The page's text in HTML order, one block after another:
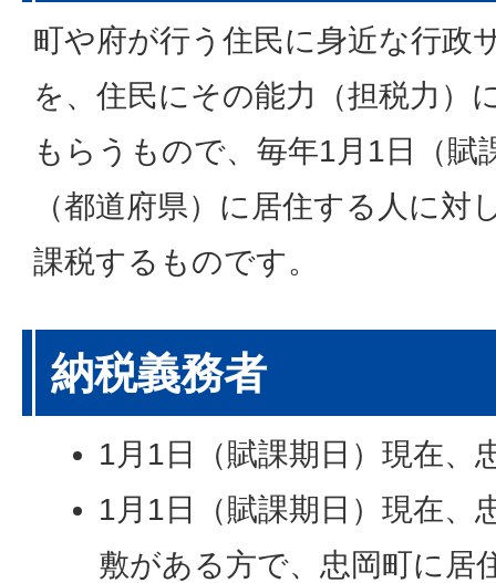
町や府が行う住民に身近な行政
を、住民にその能力（担税力）
もらうもので、毎年1月1日（賦
（都道府県）に居住する人に対
課税するものです。
納税義務者
1月1日（賦課期日）現在、
1月1日（賦課期日）現在、
敷がある方で、忠岡町に居